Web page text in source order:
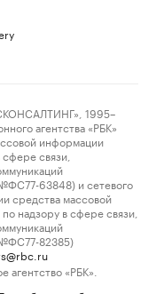
1995–
агентства «РБК»
информации
связи,
63848) и сетевого
средства массовой
надзору в сфере связи,
82385)
агентство «РБК».